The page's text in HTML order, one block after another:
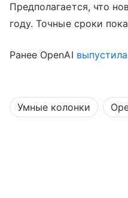
Предполагается, что
году. Точные сроки
Ранее OpenAI выпустила
Умные колонки